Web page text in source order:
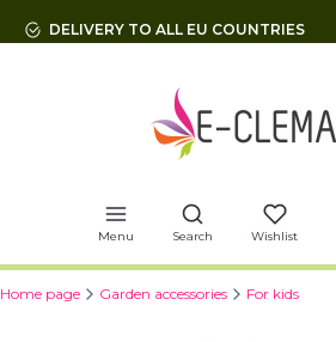
DELIVERY TO ALL EU COUNTRIES
Menu
Open search engine
Search Wishlist
Home page Garden accessories For kids